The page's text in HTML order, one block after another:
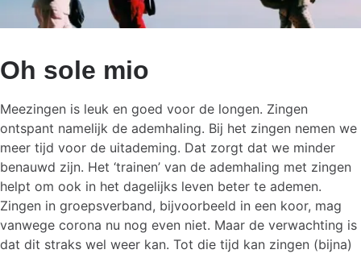
Oh sole mio
Meezingen is leuk en goed voor de longen. Zingen
ontspant namelijk de ademhaling. Bij het zingen nemen we
meer tijd voor de uitademing. Dat zorgt dat we minder
benauwd zijn. Het ‘trainen’ van de ademhaling met zingen
helpt om ook in het dagelijks leven beter te ademen.
Zingen in groepsverband, bijvoorbeeld in een koor, mag
vanwege corona nu nog even niet. Maar de verwachting is
dat dit straks wel weer kan. Tot die tijd kan zingen (bijna)